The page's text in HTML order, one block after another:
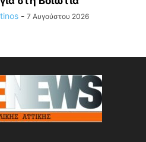
- 7 Αυγούστου 2026